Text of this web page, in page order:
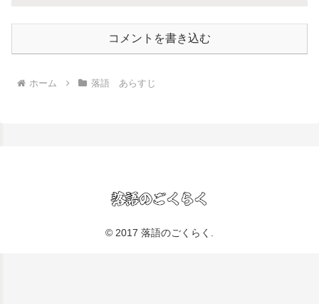
コメントを書き込む
ホーム 落語 あらすじ
© 2017 落語のごくらく.